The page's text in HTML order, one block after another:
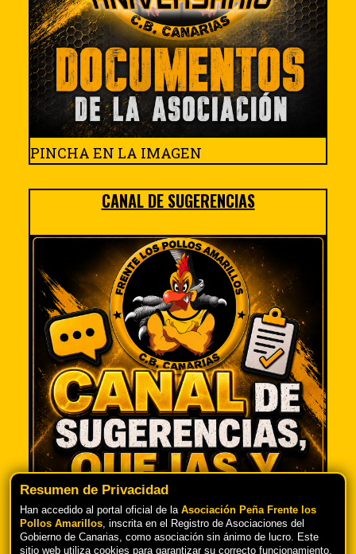
PINCHA EN LA IMAGEN
CANAL DE SUGERENCIAS
TU OPINIÓN ES IMPORTANTE PARA
Resumen de Privacidad
Han accedido al portal oficial de la Asociación Peña Frente los
Pollos Amarillos, inscrita en el Registro de Asociaciones del
Gobierno de Canarias, como asociación sin ánimo de lucro. Este
sitio web utiliza cookies para garantizar su correcto funcionamiento,